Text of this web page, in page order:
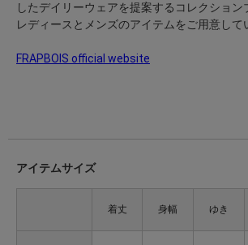
したデイリーウェアを提案するコレクション
レディースとメンズのアイテムをご用意して
FRAPBOIS official website
アイテムサイズ
着丈 身幅 ゆき